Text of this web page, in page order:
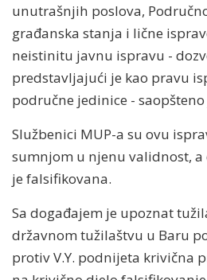
unutrašnjih poslova,
građanska stanja i lične
neistinitu javnu ispravu -
predstavljajući je kao pravu
područne jedinice -
Službenici MUP-a su ovu
sumnjom u njenu validnost, a
je falsifikovana.
Sa događajem je upoznat
državnom tužilaštvu u Baru
protiv V.Y. podnijeta krivična